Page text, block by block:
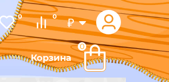
₽
0
0
Корзина
0